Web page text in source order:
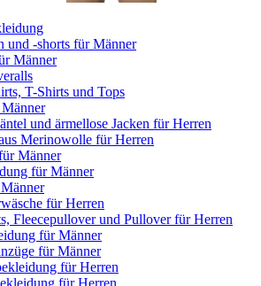
und -shorts für Männer
Männer
T-Shirts und Tops
und ärmellose Jacken für Herren
Merinowolle für Herren
Männer
für Männer
für Herren
Fleecepullover und Pullover für Herren
für Männer
für Männer
für Herren
für Herren